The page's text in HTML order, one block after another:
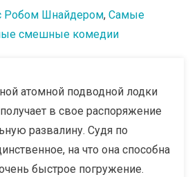
Робом Шнайдером, Самые
смешные комедии
атомной подводной лодки
в свое распоряжение
развалину. Судя по
на что она способна
быстрое погружение.